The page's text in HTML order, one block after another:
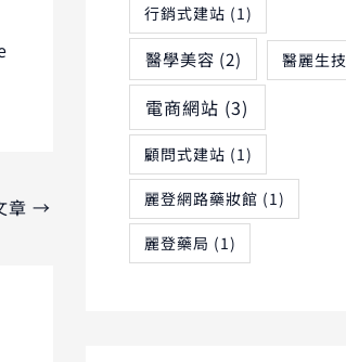
章 →
行銷式建站 (1)
醫學美容 (2) 醫麗生技
電商網站 (3)
顧問式建站 (1)
麗登網路藥妝館 (1)
麗登藥局 (1)